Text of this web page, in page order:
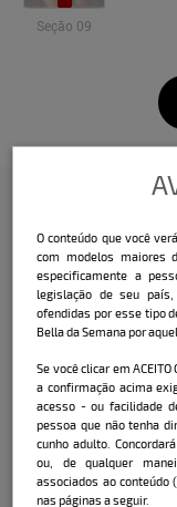
Seção 09
Confira a
fez com a
Nome:
Sara
Data e local
Bahia / Porto
Cidade onde
SP
O conteúdo que você
com modelos maiores
especificamente a
legislação de seu
ofendidas por esse tipo
Bella da Semana por
Se você clicar em
a confirmação acima
acesso - ou facilidade
pessoa que não tenha
cunho adulto.
ou, de qualquer
associados ao conteúdo
nas páginas a seguir.